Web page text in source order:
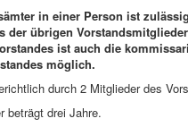
in einer Person ist
der übrigen
ist auch die
möglich.
durch 2 Mitglieder des
beträgt drei Jahre.